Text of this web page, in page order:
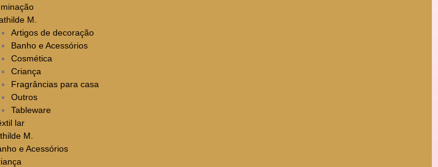
M.
Artigos de decoração
Banho e Acessórios
Cosmética
Criança
Fragrâncias para casa
Outros
Tableware
lar
M.
e Acessórios